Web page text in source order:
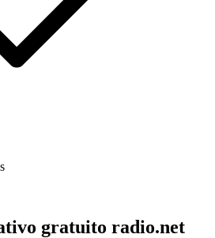
gratuito radio.net